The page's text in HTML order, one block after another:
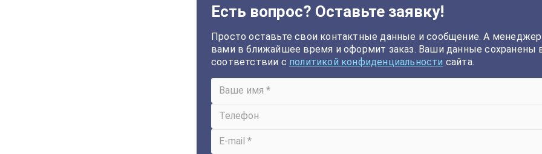
Есть вопрос? Оставьте заявку!
Просто оставьте свои контактные данные и сообщение. А
вами в ближайшее время и оформит заказ. Ваши данные сохранены
соответствии с политикой конфиденциальности сайта.